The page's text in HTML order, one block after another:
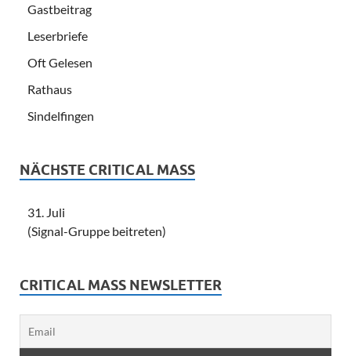
Gastbeitrag
Leserbriefe
Oft Gelesen
Rathaus
Sindelfingen
NÄCHSTE CRITICAL MASS
31. Juli
(Signal-Gruppe beitreten)
CRITICAL MASS NEWSLETTER